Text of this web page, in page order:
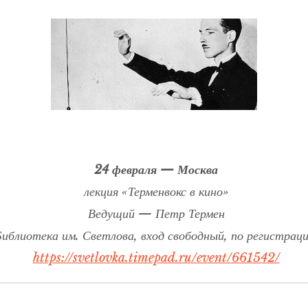
24 февраля — Москва
лекция «Терменвокс в кино»
Ведущий — Петр Термен
им. Светлова, вход свободный, по
https://svetlovka.timepad.ru/event/661542/